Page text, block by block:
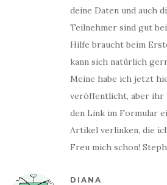
deine Daten und auch
Teilnehmer sind gut
Hilfe braucht beim
kann sich natürlich
Meine habe ich jetzt
veröffentlicht, aber ihr
den Link im Formular
Artikel verlinken, die
Freu mich schon!
DIANA